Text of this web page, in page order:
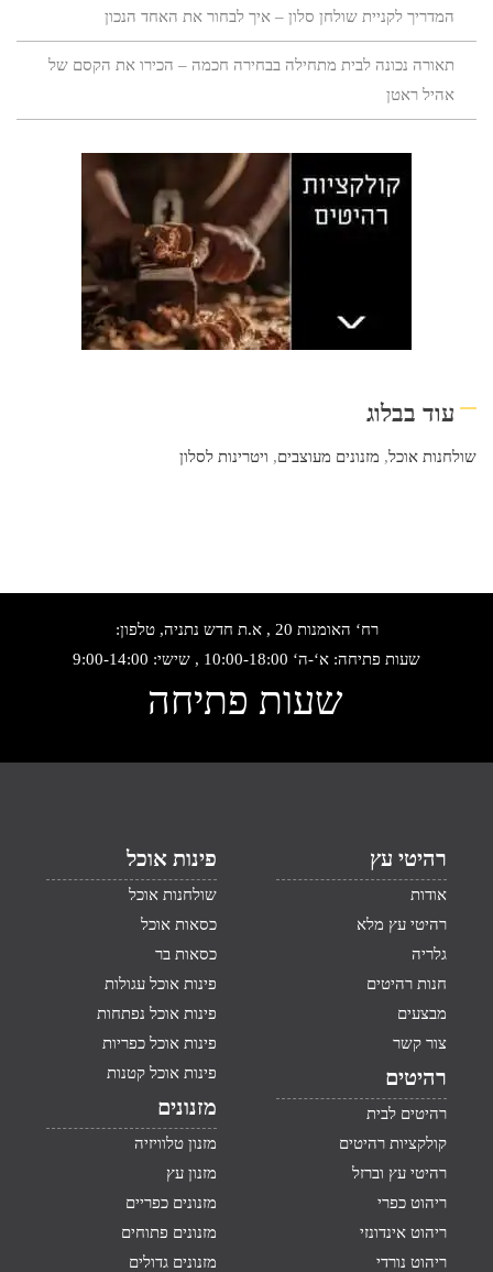
המדריך לקניית שולחן סלון – איך לבחור את האחד הנכון
תאורה נכונה לבית מתחילה בבחירה חכמה – הכירו את הקסם של
אהיל ראטן
עוד בבלוג
שולחנות אוכל, מזנונים מעוצבים, ויטרינות לסלון
רח‘ האומנות 20 , א.ת חדש נתניה, טלפון:
שעות פתיחה: א‘-ה‘ 10:00-18:00 , שישי: 9:00-14:00
שעות פתיחה
רהיטי עץ
אודות
רהיטי עץ מלא
גלריה
חנות רהיטים
מבצעים
צור קשר
רהיטים
רהיטים לבית
קולקציות רהיטים
רהיטי עץ וברזל
ריהוט כפרי
ריהוט אינדונזי
ריהוט נורדי
פינות אוכל
שולחנות אוכל
כסאות אוכל
כסאות בר
פינות אוכל עגולות
פינות אוכל נפתחות
פינות אוכל כפריות
פינות אוכל קטנות
מזנונים
מזנון טלוויזיה
מזנון עץ
מזנונים כפריים
מזנונים פתוחים
מזנונים גדולים